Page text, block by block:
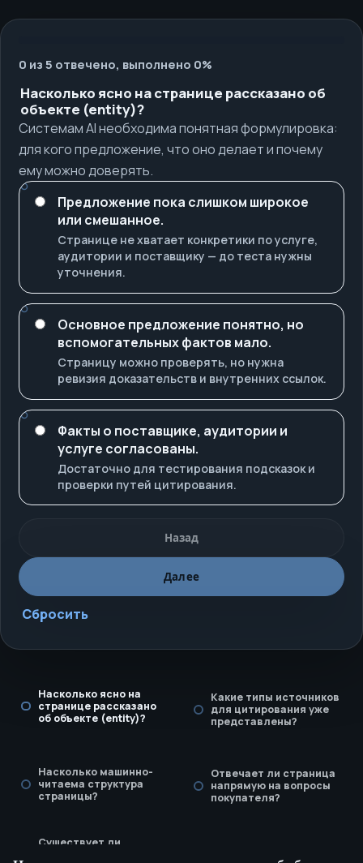
0 из 5 отвечено, выполнено 0%
Насколько ясно на странице рассказано об
объекте (entity)?
Системам AI необходима понятная формулировка:
для кого предложение, что оно делает и почему
ему можно доверять.
Предложение пока слишком широкое
или смешанное.
Странице не хватает конкретики по услуге,
аудитории и поставщику — до теста нужны
уточнения.
Основное предложение понятно, но
вспомогательных фактов мало.
Страницу можно проверять, но нужна
ревизия доказательств и внутренних ссылок.
Факты о поставщике, аудитории и
услуге согласованы.
Достаточно для тестирования подсказок и
проверки путей цитирования.
Назад
Далее
Сбросить
Насколько ясно на
странице рассказано
об объекте (entity)?
Какие типы источников
для цитирования уже
представлены?
Насколько машинно-
читаема структура
страницы?
Отвечает ли страница
напрямую на вопросы
покупателя?
Существует ли